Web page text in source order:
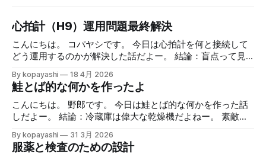
心拍計（H9）運用問題最終解決
こんにちは。 コパヤシです。 今日は心拍計を何と接続して
どう運用するのかが解決した話だよー。 結論：盲点って見
ップルウォッチとiPhoneをPolar H9って心拍数計と組み合わ
せてのランニングの日々を時々書いています。心拍数計の値
を見ながら走ること自体は慣れてきたし、面白くやっていま
す。全体として不満はありません。 心拍数計はiPhoneと
て、アップルウォッチの心拍数計は（たぶん）少し遅延があ
るのでそれを見越しての使用、って使い分けをしています。
By kopayashi 18 4月 2026
鮭とば的な何かを作ったよ
こんにちは。 野郎です。 今日は鮭とば的な何かを作った話
しだよー。 結論：冷蔵庫は偉大な乾燥機だよねー。 素敵な
ないのですが、たまに行きますと見切られているものなどあ
By kopayashi 31 3月 2026
服薬と検査のための設計